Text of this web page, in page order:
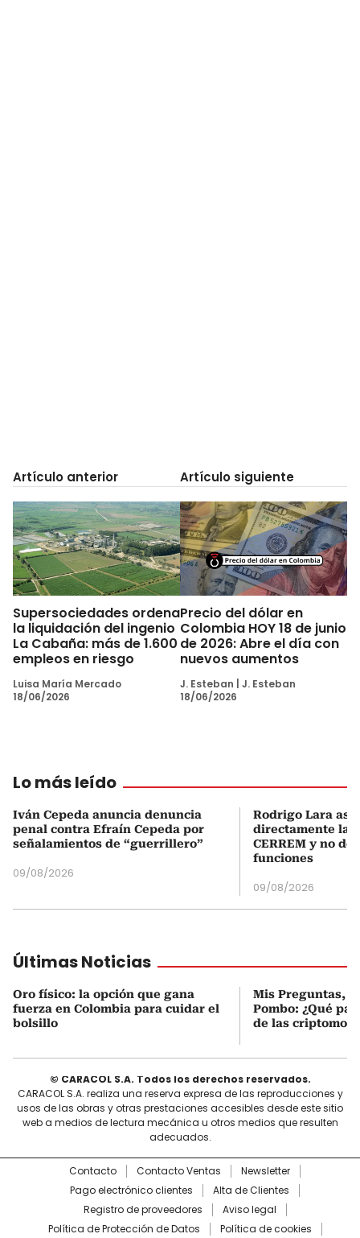
Artículo anterior
Supersociedades ordena
la liquidación del ingenio
La Cabaña: más de 1.600
empleos en riesgo
Luisa María Mercado
18/06/2026
Artículo siguiente
Precio del dólar en
Colombia HOY 18 de junio
de 2026: Abre el día con
nuevos aumentos
J. Esteban
J. Esteban
18/06/2026
Lo más leído
Iván Cepeda anuncia denuncia
penal contra Efraín Cepeda por
señalamientos de “guerrillero”
09/08/2026
Rodrigo Lara
directamente la
CERREM y no
funciones
09/08/2026
Últimas Noticias
Oro físico: la opción que gana
fuerza en Colombia para cuidar el
bolsillo
Mis Preguntas,
Pombo: ¿Qué
de las
© CARACOL S.A. Todos los derechos reservados.
CARACOL S.A. realiza una reserva expresa de las reproducciones y
usos de las obras y otras prestaciones accesibles desde este sitio
web a medios de lectura mecánica u otros medios que resulten
adecuados.
Contacto Contacto Ventas
Newsletter
Pago electrónico clientes
Alta de Clientes
Registro de proveedores
Aviso legal
Política de Protección de Datos
Política de cookies